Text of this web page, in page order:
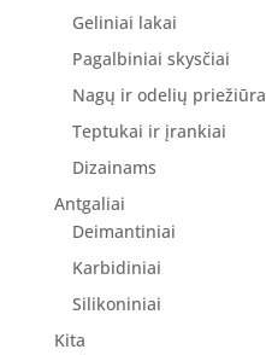
Geliniai lakai
Pagalbiniai skysčiai
Nagų ir odelių priežiūra
Teptukai ir įrankiai
Dizainams
Antgaliai
Deimantiniai
Karbidiniai
Silikoniniai
Kita